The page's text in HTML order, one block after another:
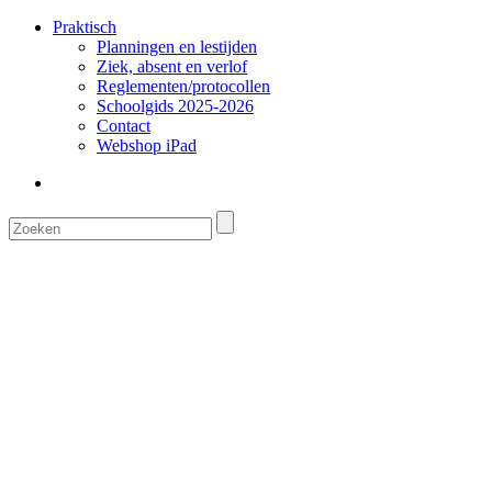
Praktisch
Planningen en lestijden
Ziek, absent en verlof
Reglementen/protocollen
Schoolgids 2025-2026
Contact
Webshop iPad